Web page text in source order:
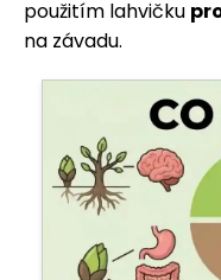
použitím lahvičku
na závadu.
j